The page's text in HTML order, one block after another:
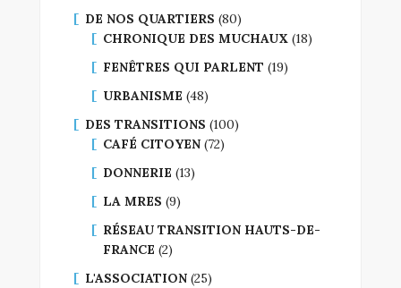
DE NOS QUARTIERS (80)
CHRONIQUE DES MUCHAUX (18)
FENÊTRES QUI PARLENT (19)
URBANISME (48)
DES TRANSITIONS (100)
CAFÉ CITOYEN (72)
DONNERIE (13)
LA MRES (9)
RÉSEAU TRANSITION HAUTS-DE-
FRANCE (2)
L'ASSOCIATION (25)